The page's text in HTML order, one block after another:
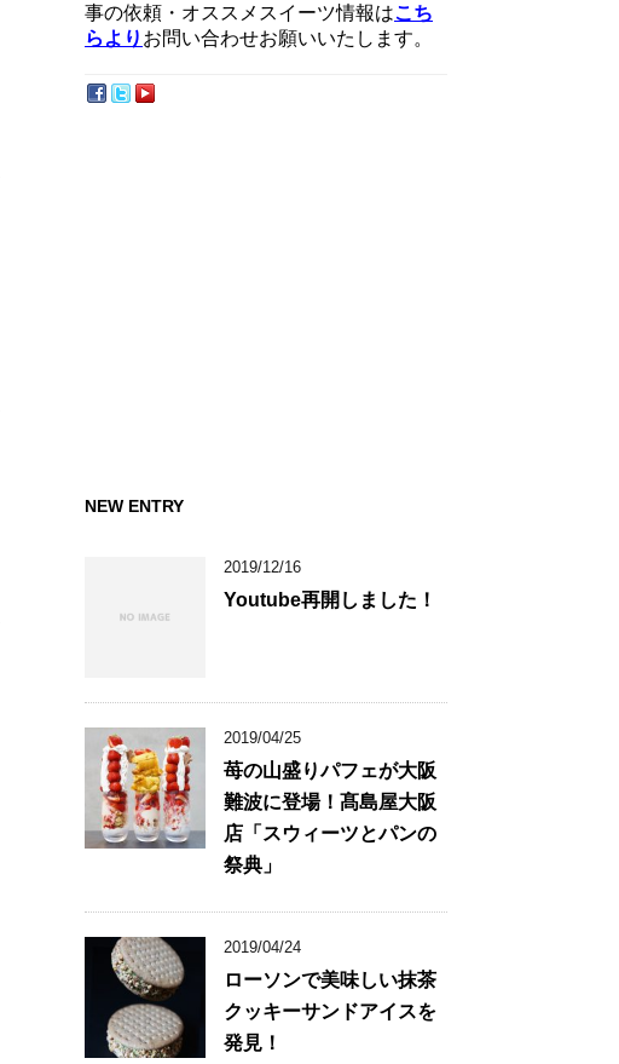
事の依頼・オススメスイーツ情報はこち
らより お問い合わせお願いいたします。
NEW ENTRY
2019/12/16
Youtube再開しました！
2019/04/25
苺の山盛りパフェが大阪
難波に登場！髙島屋大阪
店「スウィーツとパンの
祭典」
2019/04/24
ローソンで美味しい抹茶
クッキーサンドアイスを
発見！